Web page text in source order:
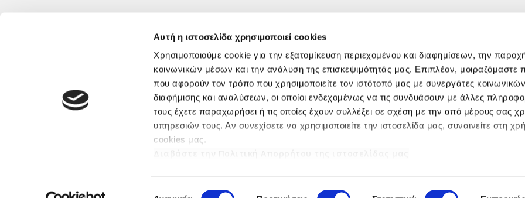
Αυτή η ιστοσελίδα χρησιμοποιεί cookies
Χρησιμοποιούμε cookie για την εξατομίκευση περιεχομένου και διαφημίσεων, την
κοινωνικών μέσων και την ανάλυση της επισκεψιμότητάς μας. Επιπλέον, μοιραζόμαστε
που αφορούν τον τρόπο που χρησιμοποιείτε τον ιστότοπό μας με συνεργάτες
διαφήμισης και αναλύσεων, οι οποίοι ενδεχομένως να τις συνδυάσουν με άλλες
τους έχετε παραχωρήσει ή τις οποίες έχουν συλλέξει σε σχέση με την από μέρους σας
υπηρεσιών τους. Αν συνεχίσετε να χρησιμοποιείτε την ιστοσελίδα μας, συναινείτε στη
cookies μας.
© 2017 ORTHOLOGISMOS S.A. - All Rights Reserved | Powered by